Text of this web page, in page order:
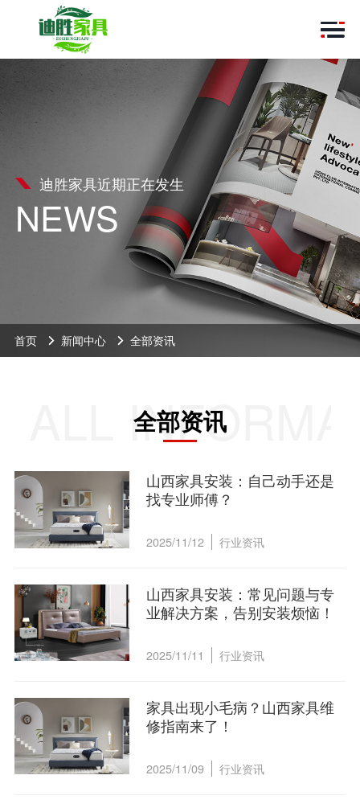
迪胜家具近期正在发生
NEWS
首页 新闻中心 全部资讯
ALL全部资讯
山西家具安装：自己动手还是
找专业师傅？
2025/11/12 行业资讯
山西家具安装：常见问题与专
业解决方案，告别安装烦恼！
2025/11/11 行业资讯
家具出现小毛病？山西家具维
修指南来了！
2025/11/09 行业资讯